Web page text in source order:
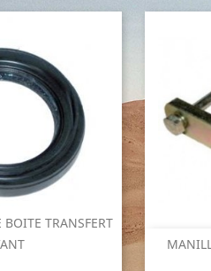
BOITE TRANSFERT
rapide